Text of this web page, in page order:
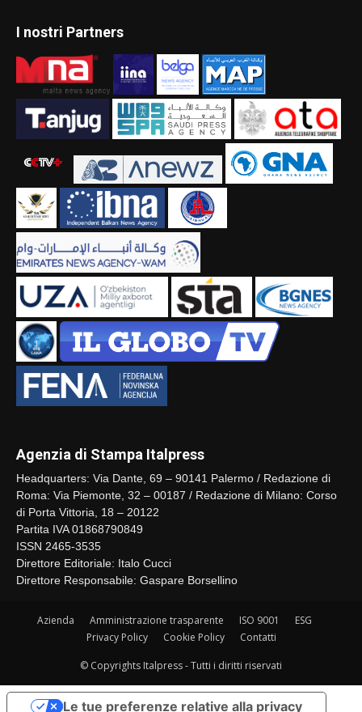
I nostri Partners
Agenzia di Stampa Italpress
Headquarters: Via Dante, 69 – 90141 Palermo / Redazione di
Roma: Via Piemonte, 32 – 00187 / Redazione di Milano: Corso
di Porta Vittoria, 18 – 20122
Partita IVA 01868790849
ISSN 2465-3535
Direttore Editoriale: Italo Cucci
Direttore Responsabile: Gaspare Borsellino
Azienda Amministrazione trasparente ISO 9001
ESG
Privacy Policy
Cookie Policy Contatti
© Copyrights Italpress - Tutti i diritti riservati
Le tue preferenze relative alla privacy